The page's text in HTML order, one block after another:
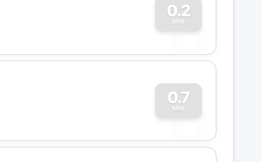
0.2
MW
0
0.7
MW
0